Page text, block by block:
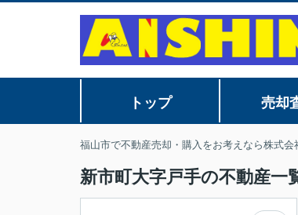
トップ 売却
福山市で不動産売却・購入をお考えなら株式会
新市町大字戸手の不動産一